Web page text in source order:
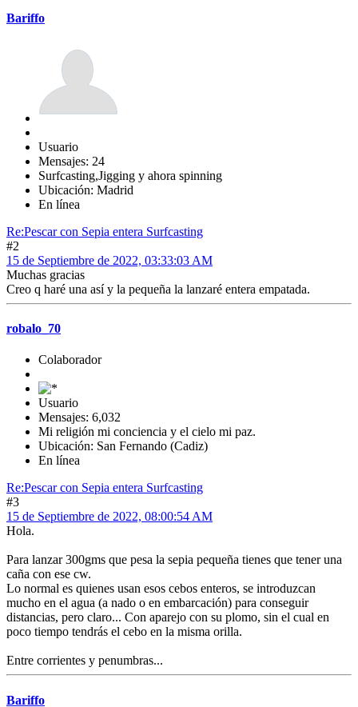
Bariffo
Usuario
Mensajes: 24
Surfcasting,Jigging y ahora spinning
Ubicación: Madrid
En línea
Re:Pescar con Sepia entera Surfcasting
#2
15 de Septiembre de 2022, 03:33:03 AM
Muchas gracias
Creo q haré una así y la pequeña la lanzaré entera empatada.
robalo_70
Colaborador
Usuario
Mensajes: 6,032
Mi religión mi conciencia y el cielo mi paz.
Ubicación: San Fernando (Cadiz)
En línea
Re:Pescar con Sepia entera Surfcasting
#3
15 de Septiembre de 2022, 08:00:54 AM
Hola.
Para lanzar 300gms que pesa la sepia pequeña tienes que tener una
caña con ese cw.
Lo normal es quienes usan esos cebos enteros, se introduzcan
mucho en el agua (a nado o en embarcación) para conseguir
distancias, pero claro... Con aparejo con su plomo, sin el cual en
poco tiempo tendrás el cebo en la misma orilla.
Entre corrientes y penumbras...
Bariffo